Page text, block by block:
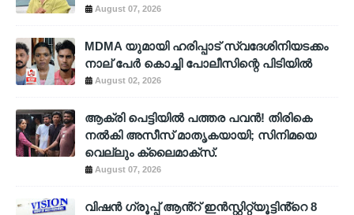
August 07, 2026
MDMA യുമായി ഹരിപ്പാട് സ്വദേശിനിയടക്കം
നാല് പേർ കൊച്ചി പോലീസിന്റെ പിടിയിൽ
August 02, 2026
ആക്രി പെട്ടിയിൽ പത്തര പവൻ! തിരികെ
നൽകി അസീസ് മാതൃകയായി; സിനിമയെ
വെല്ലും ക്ലൈമാക്സ്.
August 07, 2026
വിഷൻ ഗ്രൂപ്പ് ആൻ്റ് ഇൻസ്റ്റിറ്റ്യൂട്ടിൻ്റെ 8